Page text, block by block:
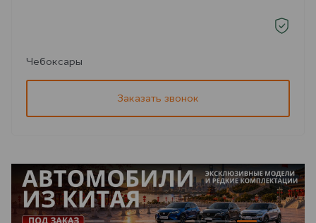
Чебоксары
Заказать звонок